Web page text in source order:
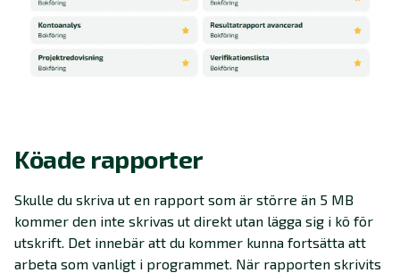
Köade rapporter
Skulle du skriva ut en rapport som är större än 5 MB
kommer den inte skrivas ut direkt utan lägga sig i kö för
utskrift. Det innebär att du kommer kunna fortsätta att
arbeta som vanligt i programmet. När rapporten skrivits